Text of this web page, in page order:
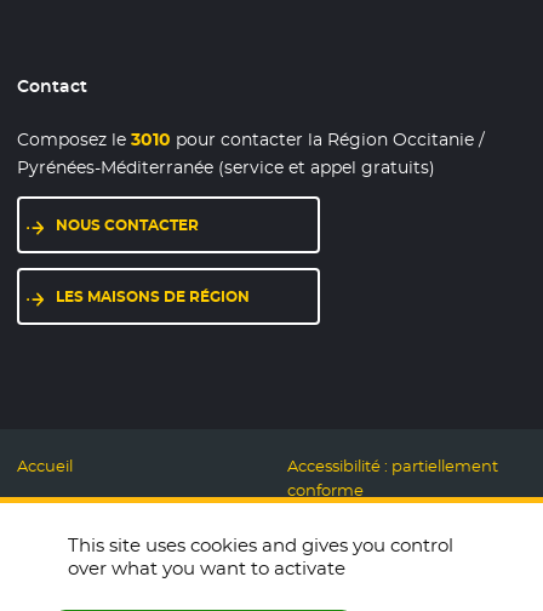
Contact
Composez le3010 pour contacter la Région Occitanie /
Pyrénées-Méditerranée (service et appel gratuits)
NOUS CONTACTER
LES MAISONS DE RÉGION
Accueil
Mentions légales
Données personnelles et
Cookies
Accessibilité : partiellement
conforme
Responsable
This site uses cookies and gives you control
over what you want to activate